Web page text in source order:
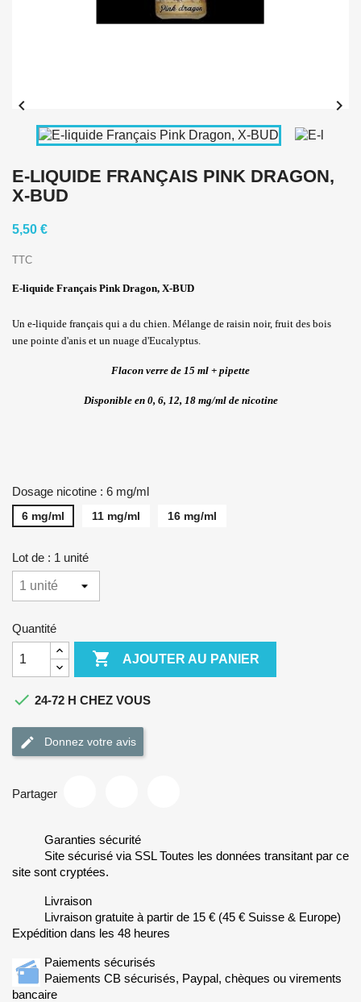
 
E-LIQUIDE FRANÇAIS PINK DRAGON,
X-BUD
5,50 €
TTC
E-liquide Français Pink Dragon, X-BUD
Un e-liquide français qui a du chien. Mélange de raisin noir, fruit des bois
une pointe d'anis et un nuage d'Eucalyptus.
Flacon verre de 15 ml + pipette
Disponible en 0, 6, 12, 18 mg/ml de nicotine
Dosage nicotine : 6 mg/ml
6 mg/ml 11 mg/ml 16 mg/ml
Lot de : 1 unité
Quantité
 AJOUTER AU PANIER
 24-72 H CHEZ VOUS
Donnez votre avis
Partager
Garanties sécurité
Site sécurisé via SSL Toutes les données transitant par ce
site sont cryptées.
Livraison
Livraison gratuite à partir de 15 € (45 € Suisse & Europe)
Expédition dans les 48 heures
Paiements sécurisés
Paiements CB sécurisés, Paypal, chèques ou virements
bancaire